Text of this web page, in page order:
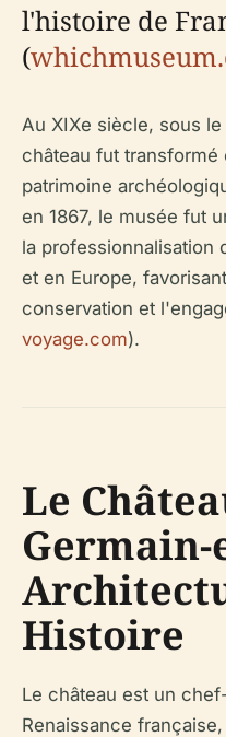
l'histoire de
(
Au XIXe siècle, sous
château fut transformé
patrimoine
en 1867, le musée fut
la professionnalisation
et en Europe,
conservation et
voyage.com).
Le
Germain-
Histoire
Le château est un
Renaissance